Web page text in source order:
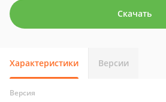
Скачать
Характеристики Версии
Версия